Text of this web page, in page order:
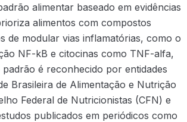
alimentar baseado em evidências
alimentos com compostos
de modular vias inflamatórias, como o
NF-kB e citocinas como TNF-alfa,
padrão é reconhecido por entidades
Brasileira de Alimentação e Nutrição
Federal de Nutricionistas (CFN) e
publicados em periódicos como